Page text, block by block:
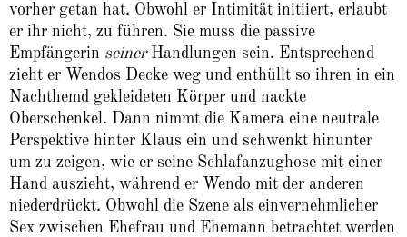
vorher getan hat. Obwohl er Intimität initiiert, erlaubt
er ihr nicht, zu führen. Sie muss die passive
Empfängerin seinerHandlungen sein. Entsprechend
zieht er Wendos Decke weg und enthüllt so ihren in ein
Nachthemd gekleideten Körper und nackte
Oberschenkel. Dann nimmt die Kamera eine neutrale
Perspektive hinter Klaus ein und schwenkt hinunter
um zu zeigen, wie er seine Schlafanzughose mit einer
Hand auszieht, während er Wendo mit der anderen
niederdrückt. Obwohl die Szene als einvernehmlicher
Sex zwischen Ehefrau und Ehemann betrachtet werden